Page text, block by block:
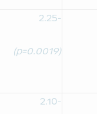
-2.25
(p=0.0019)
-2.10